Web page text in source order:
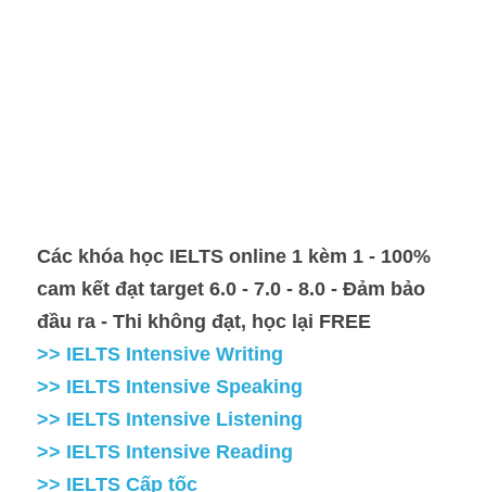
Các khóa học IELTS online 1 kèm 1 - 100%
cam kết đạt target 6.0 - 7.0 - 8.0 - Đảm bảo
đầu ra - Thi không đạt, học lại FREE
>> IELTS Intensive Writing
>> IELTS Intensive Speaking
>> IELTS Intensive Listening
>> IELTS Intensive Reading
>> IELTS Cấp tốc